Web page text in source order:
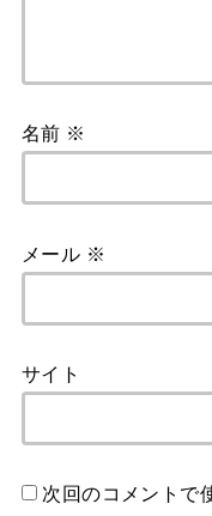
名前 ※
メール ※
サイト
次回のコメントで